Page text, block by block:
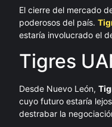
El cierre del mercado
poderosos del país.
estaría involucrado el
Tigres
Desde Nuevo León,
cuyo futuro estaría
destrabar la